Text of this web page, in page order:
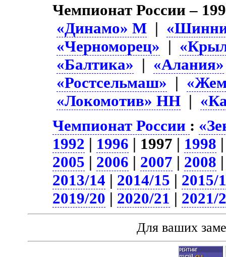
Чемпионат России –
«Динамо» М |
«Черноморец» |
«Балтика» | «Алания»
«Ростсельмаш» |
«Локомотив» НН |
Чемпионат России :
1992 | 1996 | 1997 | 1998
2005 | 2006 | 2007 | 2008
2013/14 | 2014/15 | 2015/
2019/20 | 2020/21 | 2021/
Для ваших